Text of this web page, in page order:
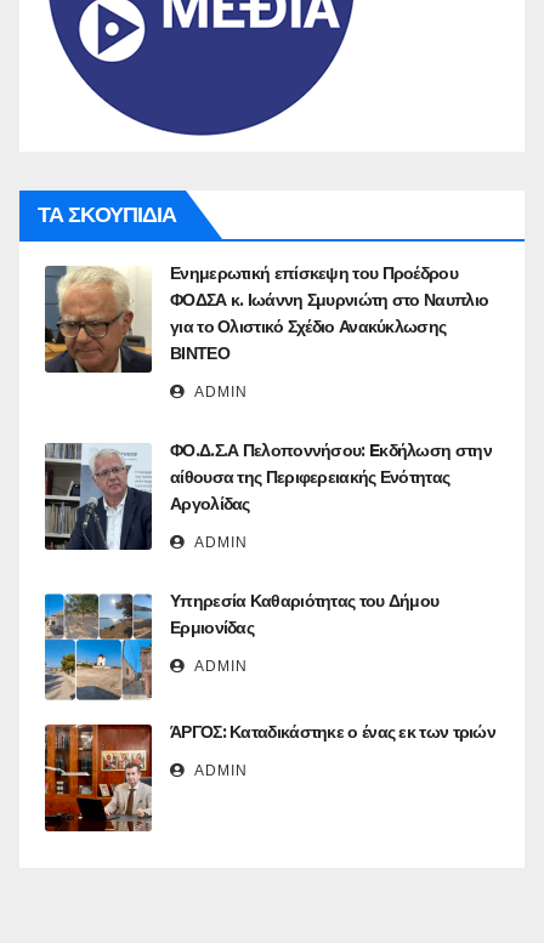
ΤΑ ΣΚΟΥΠΙΔΙΑ
Ενημερωτική επίσκεψη του Προέδρου
ΦΟΔΣΑ κ. Ιωάννη Σμυρνιώτη στο Ναυπλιο
για το Ολιστικό Σχέδιο Ανακύκλωσης
ΒΙΝΤΕΟ
ADMIN
ΦΟ.Δ.Σ.Α Πελοποννήσου: Eκδήλωση στην
αίθουσα της Περιφερειακής Ενότητας
Αργολίδας
ADMIN
Υπηρεσία Καθαριότητας του Δήμου
Ερμιονίδας
ADMIN
ΆΡΓΟΣ: Καταδικάστηκε ο ένας εκ των τριών
ADMIN